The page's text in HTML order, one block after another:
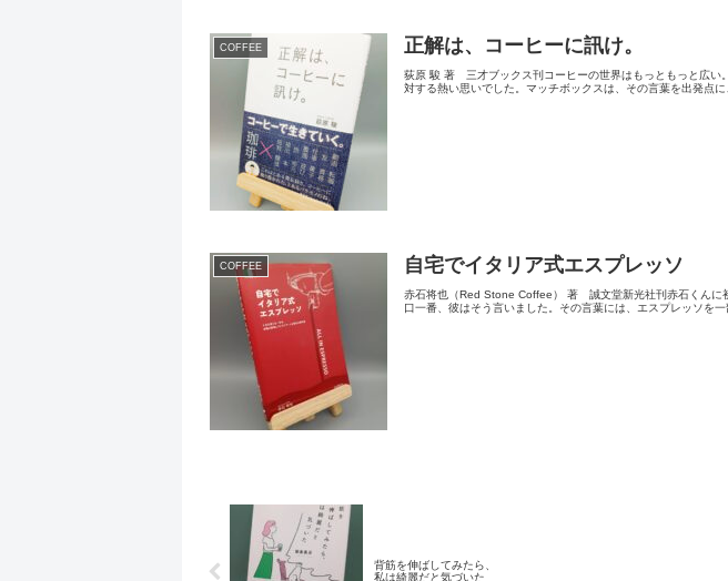
COFFEE 正解は、コーヒーに訊け。
荻原 駿 著 三才ブックス刊コーヒーの世界はもっともっと広
対する熱い思いでした。マッチボックスは、その言葉を出発点に
COFFEE 自宅でイタリア式エスプレッソ
赤石将也（Red Stone Coffee） 著 誠文堂新光社刊赤石くんに
口一番、彼はそう言いました。その言葉には、エスプレッソを一
背筋を伸ばしてみたら、
私は綺麗だと気づいた